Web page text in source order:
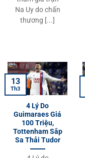
Na Uy do chấn
thương [...]
4 Lý Do
Guimaraes Giá
100 Triệu,
Tottenham Sắp
Sa Thải Tudor
13
Th3